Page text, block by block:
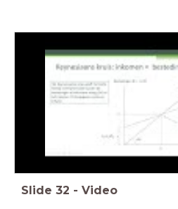
Slide 32 - Video